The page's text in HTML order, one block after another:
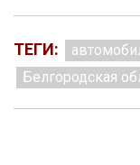
ТЕГИ:
Белгородская